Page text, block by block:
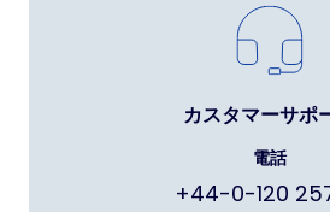
カスタマーサポ
電話
+44-0-120 257